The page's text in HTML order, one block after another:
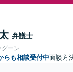
弁護士
グーン
らも相談受付中面談方